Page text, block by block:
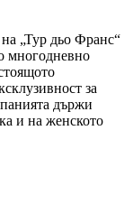
„Тур дьо Франс“
многодневно
за
държи
и на женското